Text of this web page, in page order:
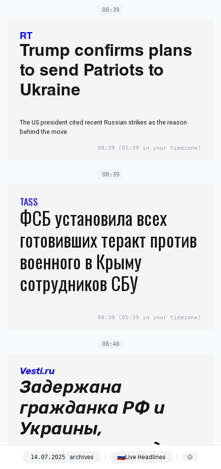
08:39
RT
Trump confirms plans
to send Patriots to
Ukraine
The US president cited recent Russian strikes as the reason
behind the move
08:39 (05:39 in your timezone)
08:39
TASS
ФСБ установила всех
готовивших теракт против
военного в Крыму
сотрудников СБУ
08:39 (05:39 in your timezone)
08:48
Vesti.ru
Задержана
гражданка РФ и
Украины,
готовившая подрыв
14.07.2025 archives Live Headlines